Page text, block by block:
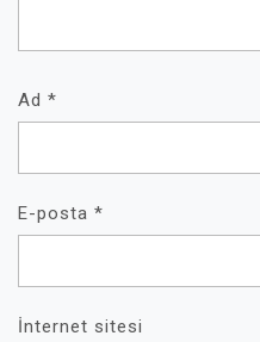
Ad *
E-posta *
İnternet sitesi